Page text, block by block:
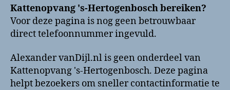
Kattenopvang 's-Hertogenbosch bereiken?
Voor deze pagina is nog geen betrouwbaar
direct telefoonnummer ingevuld.
Alexander vanDijl.nl is geen onderdeel van
Kattenopvang 's-Hertogenbosch. Deze pagina
helpt bezoekers om sneller contactinformatie te